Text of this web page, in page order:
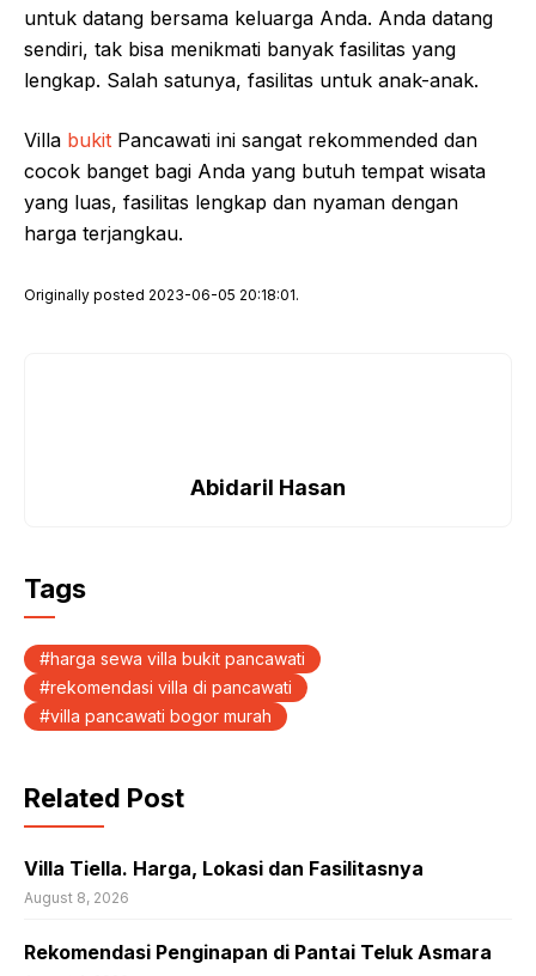
untuk datang bersama keluarga Anda. Anda datang
sendiri, tak bisa menikmati banyak fasilitas yang
lengkap. Salah satunya, fasilitas untuk anak-anak.
Villa bukit Pancawati ini sangat rekommended dan
cocok banget bagi Anda yang butuh tempat wisata
yang luas, fasilitas lengkap dan nyaman dengan
harga terjangkau.
Originally posted 2023-06-05 20:18:01.
Abidaril Hasan
Tags
harga sewa villa bukit pancawati
rekomendasi villa di pancawati
villa pancawati bogor murah
Related Post
Villa Tiella. Harga, Lokasi dan Fasilitasnya
August 8, 2026
Rekomendasi Penginapan di Pantai Teluk Asmara